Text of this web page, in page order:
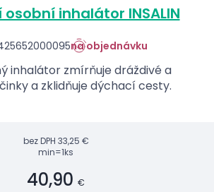
inhalátor INSALIN
na objednávku
inhalátor zmírňuje dráždivé a
a zklidňuje dýchací cesty.
bez DPH 33,25 €
min=1ks
40,90 €